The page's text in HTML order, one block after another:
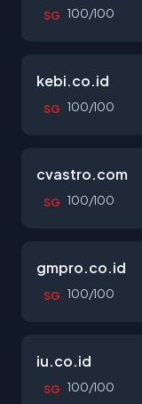
SG 100/100
kebi.co.id
SG 100/100
cvastro.com
SG 100/100
gmpro.co.id
SG 100/100
iu.co.id
SG 100/100